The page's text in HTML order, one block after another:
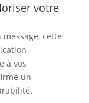
votre
cette
à vos
un